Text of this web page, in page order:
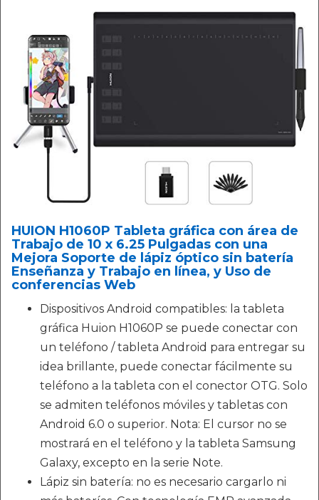
HUION H1060P Tableta gráfica con área de
Trabajo de 10 x 6.25 Pulgadas con una
Mejora Soporte de lápiz óptico sin batería
Enseñanza y Trabajo en línea, y Uso de
conferencias Web
Dispositivos Android compatibles: la tableta
gráfica Huion H1060P se puede conectar con
un teléfono / tableta Android para entregar su
idea brillante, puede conectar fácilmente su
teléfono a la tableta con el conector OTG. Solo
se admiten teléfonos móviles y tabletas con
Android 6.0 o superior. Nota: El cursor no se
mostrará en el teléfono y la tableta Samsung
Galaxy, excepto en la serie Note.
Lápiz sin batería: no es necesario cargarlo ni